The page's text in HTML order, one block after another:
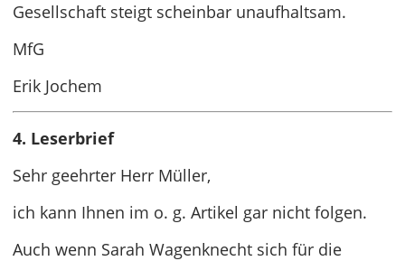
Gesellschaft steigt scheinbar unaufhaltsam.
MfG
Erik Jochem
4. Leserbrief
Sehr geehrter Herr Müller,
ich kann Ihnen im o. g. Artikel gar nicht folgen.
Auch wenn Sarah Wagenknecht sich für die